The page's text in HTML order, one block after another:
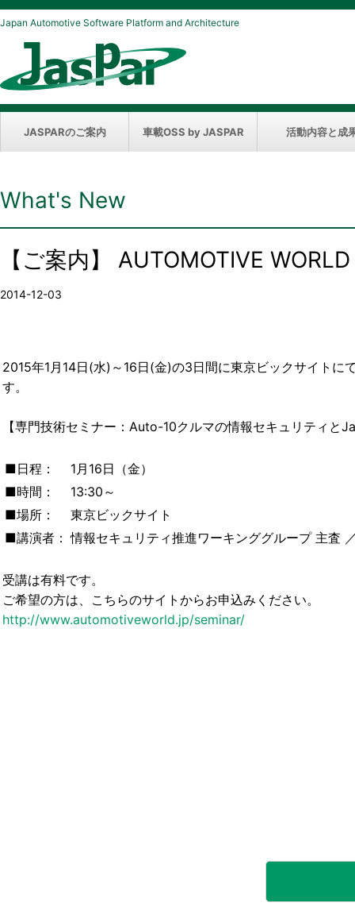
Japan Automotive Software Platform and Architecture
JASPARのご案内 車載OSS by JASPAR 活動内容と成
What's New
【ご案内】 AUTOMOTIVE
2014-12-03
2015年1月14日(水)～16日(金)の3日間に東京ビックサイトに
す。
【専門技術セミナー：Auto-10クルマの情報セキュリティと
■日程：
1月16日（金）
■時間：
13:30～
■場所：
東京ビックサイト
■講演者： 情報セキュリティ推進ワーキンググループ 主査
受講は有料です。
ご希望の方は、こちらのサイトからお申込みください。
http://www.automotiveworld.jp/seminar/